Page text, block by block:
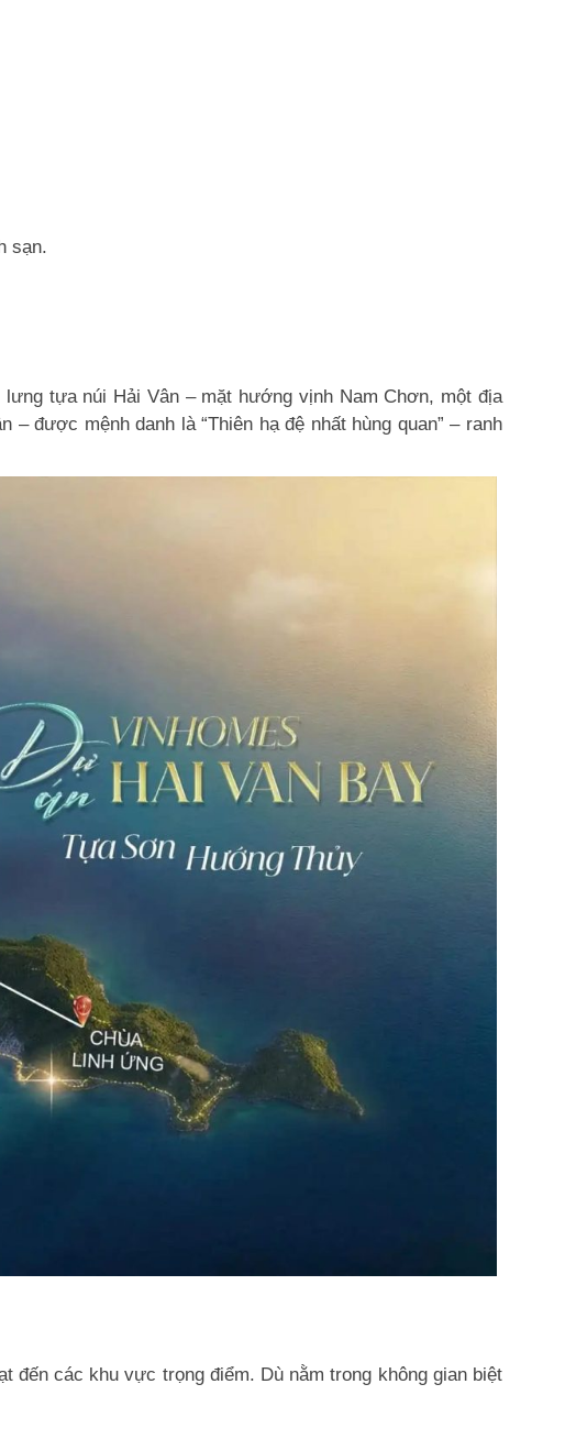
sạn.
tựa núi Hải Vân – mặt hướng vịnh Nam Chơn, một địa
được mệnh danh là “Thiên hạ đệ nhất hùng quan” – ranh
đến các khu vực trọng điểm. Dù nằm trong không gian biệt